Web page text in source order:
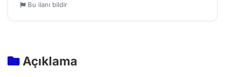
Bu ilanı bildir
Açıklama